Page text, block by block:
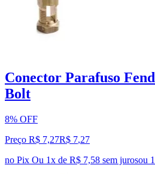
Conector Parafuso
Bolt
8% OFF
Preço R$ 7,27R$ 7,27
no Pix Ou 1x de R$ 7,58 sem jurosou 1